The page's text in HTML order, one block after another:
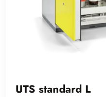
UTS standard L